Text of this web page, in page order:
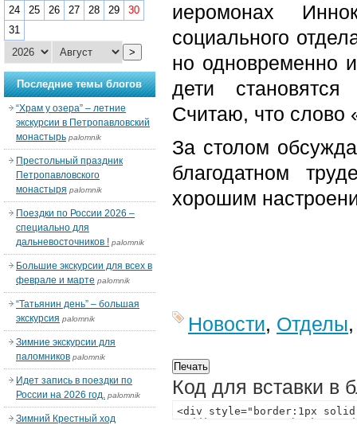
иеромонах
социального
но одновременно
дети
Считаю, что слово
За столом
благодатном
хорошим
Новости, Отделы
Код для вставки в
24
25 26 27 28 29
30
31
>
Последние темы блогов
“Храм у озера” – летние
экскурсии в Петропавловский
монастырь palomnik
Престольный праздник
Петропавловского
монастыря palomnik
Поездки по России 2026 –
специально для
дальневосточников ! palomnik
Большие экскурсии для всех в
феврале и марте palomnik
“Татьянин день” – большая
экскурсия palomnik
Зимние экскурсии для
паломников palomnik
Идет запись в поездки по
России на 2026 год. palomnik
Зимний Крестный ход